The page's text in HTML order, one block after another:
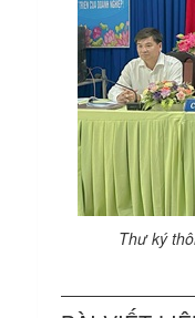
Thư ký